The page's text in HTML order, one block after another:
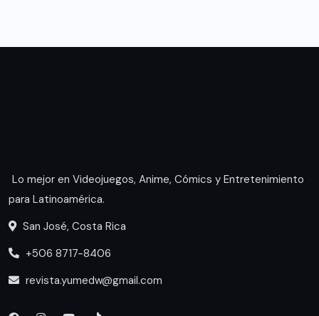
Lo mejor en Videojuegos, Anime, Cómics y Entretenimiento
para Latinoamérica.
San José, Costa Rica
+506 8717-8406
revista.yumedw@gmail.com